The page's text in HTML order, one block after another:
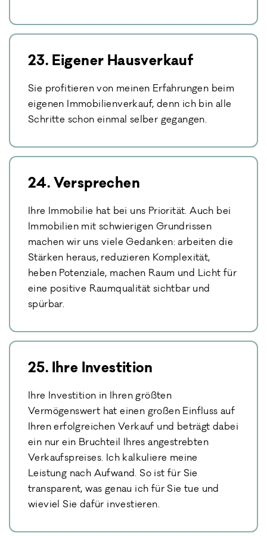
23. Eigener Hausverkauf
Sie profitieren von meinen Erfahrungen beim
eigenen Immobilienverkauf, denn ich bin alle
Schritte schon einmal selber gegangen.
24. Versprechen
Ihre Immobilie hat bei uns Priorität. Auch bei
Immobilien mit schwierigen Grundrissen
machen wir uns viele Gedanken: arbeiten die
Stärken heraus, reduzieren Komplexität,
heben Potenziale, machen Raum und Licht für
eine positive Raumqualität sichtbar und
spürbar.
25. Ihre Investition
Ihre Investition in Ihren größten
Vermögenswert hat einen großen Einfluss auf
Ihren erfolgreichen Verkauf und beträgt dabei
ein nur ein Bruchteil Ihres angestrebten
Verkaufspreises. Ich kalkuliere meine
Leistung nach Aufwand. So ist für Sie
transparent, was genau ich für Sie tue und
wieviel Sie dafür investieren.